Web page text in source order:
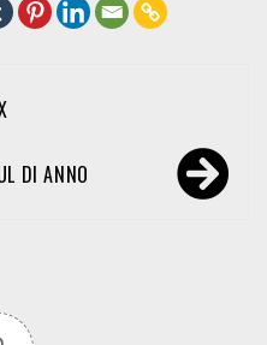
DI ANNO